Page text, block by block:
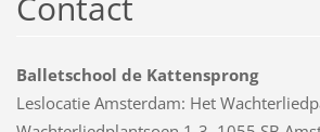
Balletschool de Kattensprong
Leslocatie Amsterdam: Het